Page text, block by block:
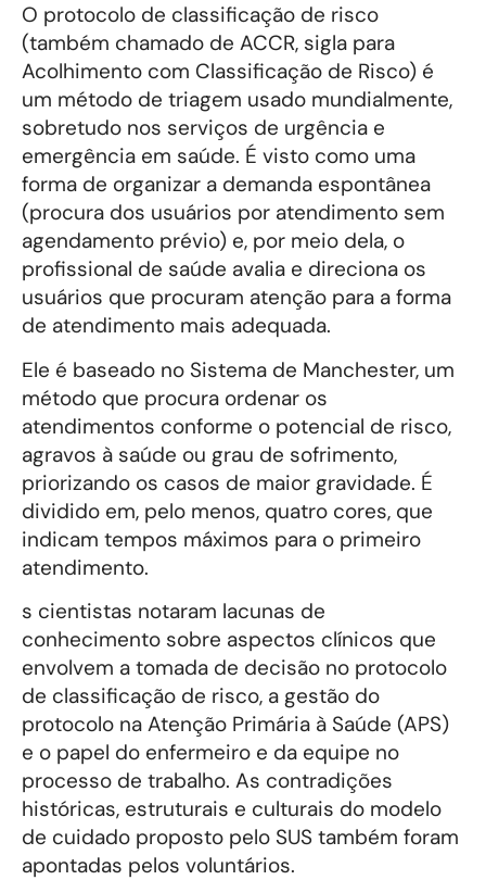
O protocolo de classificação de risco
(também chamado de ACCR, sigla para
Acolhimento com Classificação de Risco) é
um método de triagem usado mundialmente,
sobretudo nos serviços de urgência e
emergência em saúde. É visto como uma
forma de organizar a demanda espontânea
(procura dos usuários por atendimento sem
agendamento prévio) e, por meio dela, o
profissional de saúde avalia e direciona os
usuários que procuram atenção para a forma
de atendimento mais adequada.
Ele é baseado no Sistema de Manchester, um
método que procura ordenar os
atendimentos conforme o potencial de risco,
agravos à saúde ou grau de sofrimento,
priorizando os casos de maior gravidade. É
dividido em, pelo menos, quatro cores, que
indicam tempos máximos para o primeiro
atendimento.
s cientistas notaram lacunas de
conhecimento sobre aspectos clínicos que
envolvem a tomada de decisão no protocolo
de classificação de risco, a gestão do
protocolo na Atenção Primária à Saúde (APS)
e o papel do enfermeiro e da equipe no
processo de trabalho. As contradições
históricas, estruturais e culturais do modelo
de cuidado proposto pelo SUS também foram
apontadas pelos voluntários.